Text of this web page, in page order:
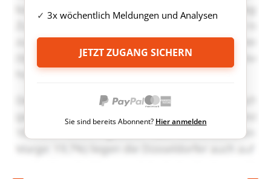
3x wöchentlich Meldungen und Analysen
JETZT ZUGANG SICHERN
Sie sind bereits Abonnent? Hier anmelden